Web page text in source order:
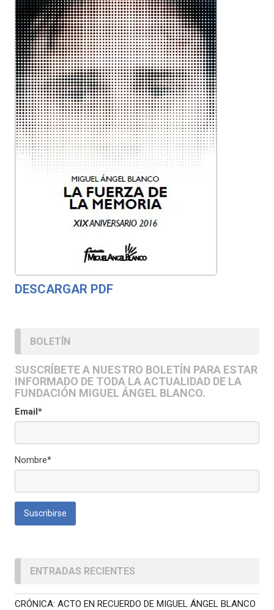
DESCARGAR PDF
BOLETÍN
SUSCRÍBETE A NUESTRO BOLETÍN PARA ESTAR
INFORMADO DE TODA LA ACTUALIDAD DE LA
FUNDACIÓN MIGUEL ÁNGEL BLANCO.
Email*
Nombre*
ENTRADAS RECIENTES
CRÓNICA: ACTO EN RECUERDO DE MIGUEL ÁNGEL BLANCO